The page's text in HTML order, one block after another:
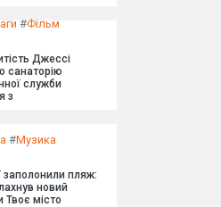
#Фільм
Джессі
санаторію
служби
з
#Музика
заполонили пляж:
новий
Твоє місто